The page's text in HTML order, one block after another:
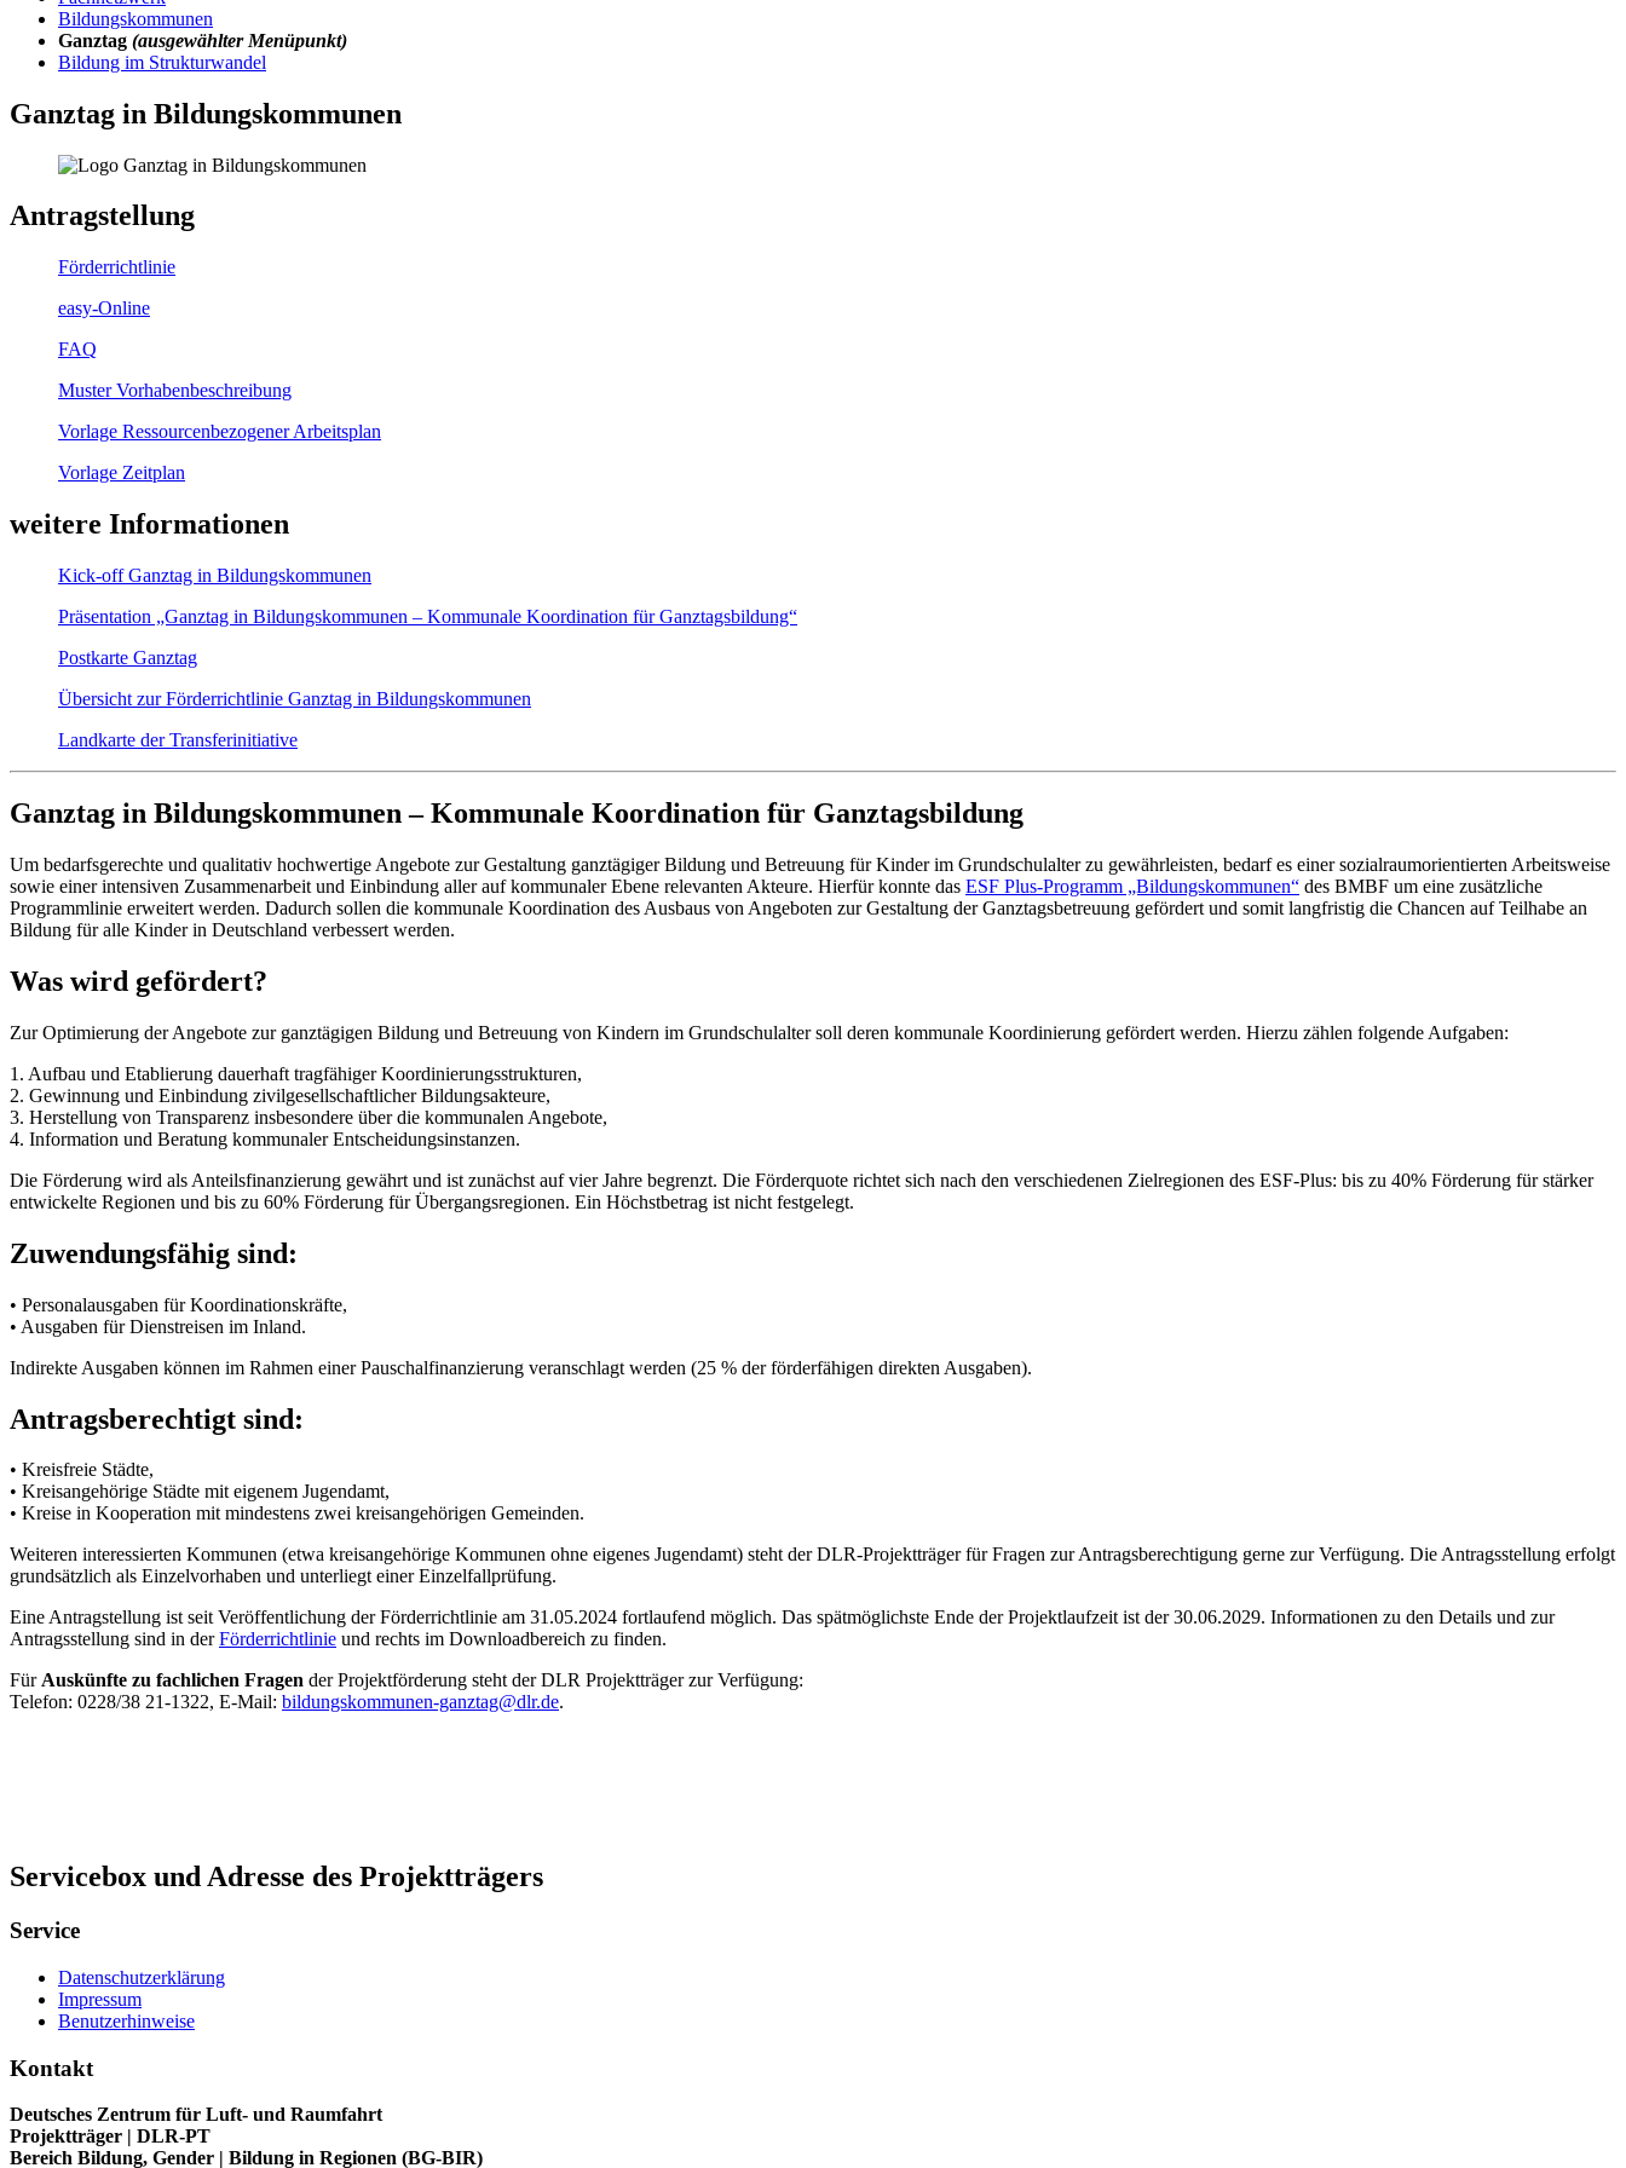
Bildungskommunen
Ganztag (ausgewählter Menüpunkt)
Bildung im Strukturwandel
Ganztag in Bildungskommunen
Antragstellung
Förderrichtlinie
easy-Online
FAQ
Muster Vorhabenbeschreibung
Vorlage Ressourcenbezogener Arbeitsplan
Vorlage Zeitplan
weitere Informationen
Kick-off Ganztag in Bildungskommunen
Präsentation „Ganztag in Bildungskommunen – Kommunale Koordination für Ganztagsbildung“
Postkarte Ganztag
Übersicht zur Förderrichtlinie Ganztag in Bildungskommunen
Landkarte der Transferinitiative
Ganztag in Bildungskommunen – Kommunale Koordination für Ganztagsbildung
Um bedarfsgerechte und qualitativ hochwertige Angebote zur Gestaltung ganztägiger Bildung und Betreuung für Kinder im Grundschulalter zu gewährleisten, bedarf es einer sozialraumorientierten Arbeitsweise
sowie einer intensiven Zusammenarbeit und Einbindung aller auf kommunaler Ebene relevanten Akteure. Hierfür konnte das ESF Plus-Programm „Bildungskommunen“ des BMBF um eine zusätzliche
Programmlinie erweitert werden. Dadurch sollen die kommunale Koordination des Ausbaus von Angeboten zur Gestaltung der Ganztagsbetreuung gefördert und somit langfristig die Chancen auf Teilhabe an
Bildung für alle Kinder in Deutschland verbessert werden.
Was wird gefördert?
Zur Optimierung der Angebote zur ganztägigen Bildung und Betreuung von Kindern im Grundschulalter soll deren kommunale Koordinierung gefördert werden. Hierzu zählen folgende Aufgaben:
1. Aufbau und Etablierung dauerhaft tragfähiger Koordinierungsstrukturen,
2. Gewinnung und Einbindung zivilgesellschaftlicher Bildungsakteure,
3. Herstellung von Transparenz insbesondere über die kommunalen Angebote,
4. Information und Beratung kommunaler Entscheidungsinstanzen.
Die Förderung wird als Anteilsfinanzierung gewährt und ist zunächst auf vier Jahre begrenzt. Die Förderquote richtet sich nach den verschiedenen Zielregionen des ESF-Plus: bis zu 40% Förderung für stärker
entwickelte Regionen und bis zu 60% Förderung für Übergangsregionen. Ein Höchstbetrag ist nicht festgelegt.
Zuwendungsfähig sind:
• Personalausgaben für Koordinationskräfte,
• Ausgaben für Dienstreisen im Inland.
Indirekte Ausgaben können im Rahmen einer Pauschalfinanzierung veranschlagt werden (25 % der förderfähigen direkten Ausgaben).
Antragsberechtigt sind:
• Kreisfreie Städte,
• Kreisangehörige Städte mit eigenem Jugendamt,
• Kreise in Kooperation mit mindestens zwei kreisangehörigen Gemeinden.
Weiteren interessierten Kommunen (etwa kreisangehörige Kommunen ohne eigenes Jugendamt) steht der DLR-Projektträger für Fragen zur Antragsberechtigung gerne zur Verfügung. Die Antragsstellung erfolgt
grundsätzlich als Einzelvorhaben und unterliegt einer Einzelfallprüfung.
Eine Antragstellung ist seit Veröffentlichung der Förderrichtlinie am 31.05.2024 fortlaufend möglich. Das spätmöglichste Ende der Projektlaufzeit ist der 30.06.2029. Informationen zu den Details und zur
Antragsstellung sind in derFörderrichtlinie und rechts im Downloadbereich zu finden.
FürAuskünfte zu fachlichen Fragen der Projektförderung steht der DLR Projektträger zur Verfügung:
Telefon: 0228/38 21-1322, E-Mail: bildungskommunen-ganztag@dlr.de.
Servicebox und Adresse des Projektträgers
Service
Datenschutzerklärung
Impressum
Benutzerhinweise
Kontakt
Deutsches Zentrum für Luft- und Raumfahrt
Projektträger | DLR-PT
Bereich Bildung, Gender | Bildung in Regionen (BG-BIR)